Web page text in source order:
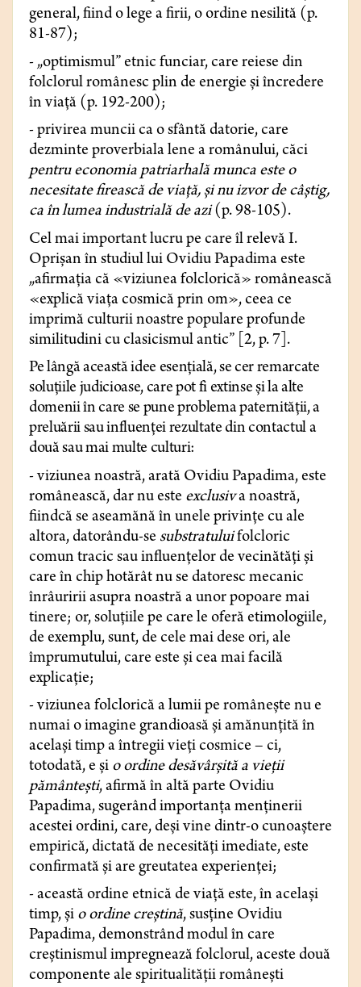
general, fiind o lege a firii, o ordine nesilită (p.
81-87);
- „optimismul” etnic funciar, care reiese din
folclorul românesc plin de energie și încredere
în viață (p. 192-200);
- privirea muncii ca o sfântă datorie, care
dezminte proverbiala lene a românului, căci
pentru economia patriarhală munca este o
necesitate firească de viață, și nu izvor de câștig,
ca în lumea industrială de azi(p. 98-105).
Cel mai important lucru pe care îl relevă I.
Oprișan în studiul lui Ovidiu Papadima este
„afirmația că «viziunea folclorică» românească
«explică viața cosmică prin om», ceea ce
imprimă culturii noastre populare profunde
similitudini cu clasicismul antic” [2, p. 7].
Pe lângă această idee esențială, se cer remarcate
soluțiile judicioase, care pot fi extinse și la alte
domenii în care se pune problema paternității, a
preluării sau influenței rezultate din contactul a
două sau mai multe culturi:
- viziunea noastră, arată Ovidiu Papadima, este
românească, dar nu este exclusiva noastră,
fiindcă se aseamănă în unele privințe cu ale
altora, datorându-se substratuluifolcloric
comun tracic sau influențelor de vecinătăți și
care în chip hotărât nu se datoresc mecanic
înrâuririi asupra noastră a unor popoare mai
tinere; or, soluțiile pe care le oferă etimologiile,
de exemplu, sunt, de cele mai dese ori, ale
împrumutului, care este și cea mai facilă
explicație;
- viziunea folclorică a lumii pe românește nu e
numai o imagine grandioasă și amănunțită în
același timp a întregii vieți cosmice – ci,
totodată, e și o ordine desăvârșită a vieții
pământești, afirmă în altă parte Ovidiu
Papadima, sugerând importanța menținerii
acestei ordini, care, deși vine dintr-o cunoaștere
empirică, dictată de necesități imediate, este
confirmată și are greutatea experienței;
- această ordine etnică de viață este, în același
timp, și o ordine creștină, susține Ovidiu
Papadima, demonstrând modul în care
creștinismul impregnează folclorul, aceste două
componente ale spiritualității românești